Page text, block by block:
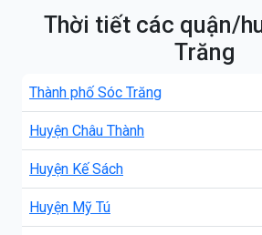
Thời tiết các quận/
Trăng
Thành phố Sóc Trăng
Huyện Châu Thành
Huyện Kế Sách
Huyện Mỹ Tú